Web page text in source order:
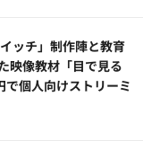
ッチ」制作陣と教育
映像教材「目で見る
個人向けストリーミ